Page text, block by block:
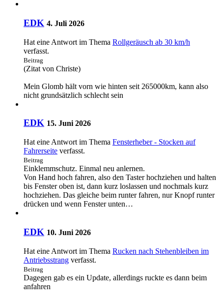
EDK 4. Juli 2026
Hat eine Antwort im Thema Rollgeräusch ab 30 km/h
verfasst.
Beitrag
(Zitat von Christe)
Mein Glomb hält vorn wie hinten seit 265000km, kann also
nicht grundsätzlich schlecht sein
EDK 15. Juni 2026
Hat eine Antwort im Thema Fensterheber - Stocken auf
Fahrerseite verfasst.
Beitrag
Einklemmschutz. Einmal neu anlernen.
Von Hand hoch fahren, also den Taster hochziehen und halten
bis Fenster oben ist, dann kurz loslassen und nochmals kurz
hochziehen. Das gleiche beim runter fahren, nur Knopf runter
drücken und wenn Fenster unten…
EDK 10. Juni 2026
Hat eine Antwort im Thema Rucken nach Stehenbleiben im
Antriebsstrang verfasst.
Beitrag
Dagegen gab es ein Update, allerdings ruckte es dann beim
anfahren